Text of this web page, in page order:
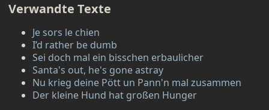
Verwandte Texte
Je sors le chien
I’d rather be dumb
Sei doch mal ein bisschen erbaulicher
Santa's out, he's gone astray
Nu krieg deine Pött un Pann'n mal zusammen
Der kleine Hund hat großen Hunger